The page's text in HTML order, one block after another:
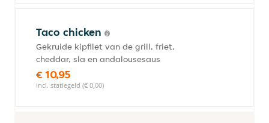
Taco chicken
Gekruide kipfilet van de grill, friet,
cheddar, sla en andalousesaus
€ 10,95
incl. statiegeld (€ 0,00)